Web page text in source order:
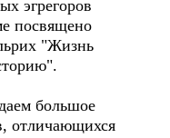
эгрегоров
посвящено
"Жизнь
большое
отличающихся